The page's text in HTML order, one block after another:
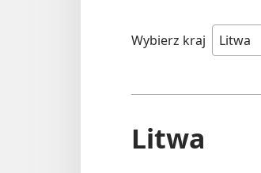
Wybierz kraj
Litwa